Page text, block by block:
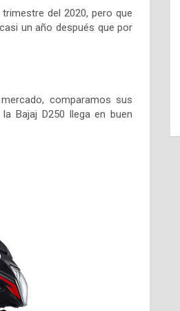
del 2020, pero que
un año después que por
comparamos sus
Bajaj D250 llega en buen